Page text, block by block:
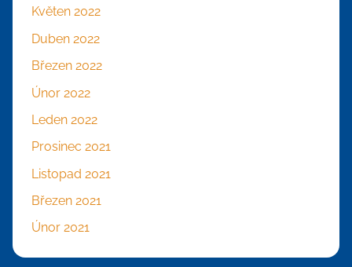
Květen 2022
Duben 2022
Březen 2022
Únor 2022
Leden 2022
Prosinec 2021
Listopad 2021
Březen 2021
Únor 2021